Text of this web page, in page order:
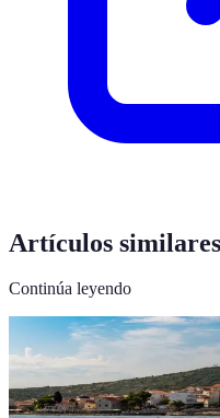
Artículos similares
Continúa leyendo